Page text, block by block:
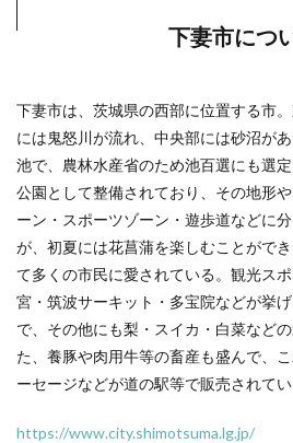
下妻市につ
下妻市は、茨城県の西部に位置する市
には鬼怒川が流れ、中央部には砂沼が
池で、農林水産省のため池百選にも選
公園として整備されており、その地形
ーン・スポーツゾーン・遊歩道などに
が、初夏には花菖蒲を楽しむことがで
て多くの市民に愛されている。観光ス
宮・筑波サーキット・多宝院などが挙
で、その他にも梨・スイカ・白菜など
た、養豚や肉用牛等の畜産も盛んで、
ーセージなどが道の駅等で販売されてい
https://www.city.shimotsuma.lg.jp/